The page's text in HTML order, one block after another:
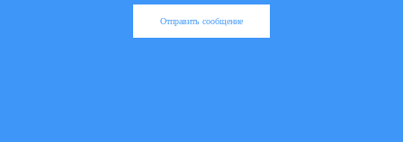
Отправить сообщение